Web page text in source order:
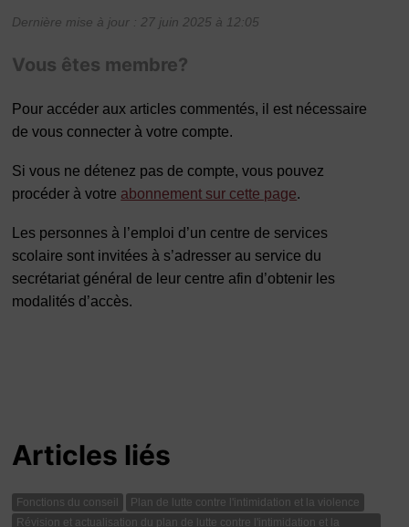
Dernière mise à jour : 27 juin 2025 à 12:05
Vous êtes membre?
Pour accéder aux articles commentés, il est nécessaire
de vous connecter à votre compte.
Si vous ne détenez pas de compte, vous pouvez
procéder à votre abonnement sur cette page.
Les personnes à l’emploi d’un centre de services
scolaire sont invitées à s’adresser au service du
secrétariat général de leur centre afin d’obtenir les
modalités d’accès.
Articles liés
Fonctions du conseil
Plan de lutte contre l'intimidation et la violence
Révision et actualisation du plan de lutte contre l'intimidation et la